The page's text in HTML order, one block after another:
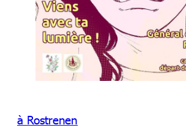
à Rostrenen